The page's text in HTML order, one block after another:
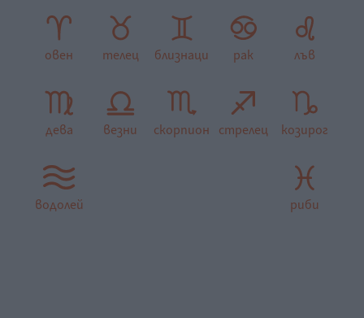
овен телец близнаци рак лъв
дева везни скорпион стрелец козирог
водолей риби